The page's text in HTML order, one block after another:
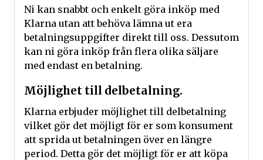
Ni kan snabbt och enkelt göra inköp med
Klarna utan att behöva lämna ut era
betalningsuppgifter direkt till oss. Dessutom
kan ni göra inköp från flera olika säljare
med endast en betalning.
Möjlighet till delbetalning.
Klarna erbjuder möjlighet till delbetalning
vilket gör det möjligt för er som konsument
att sprida ut betalningen över en längre
period. Detta gör det möjligt för er att köpa